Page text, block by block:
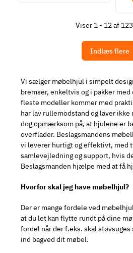
Viser 1 - 12 af
Indlæs flere
Vi sælger møbelhjul i simpelt
bremser, enkeltvis og i pakker
fleste modeller kommer med
har lav rullemodstand og laver
dog opmærksom på, at hjulene er
overflader. Beslagsmandens
vi leverer hurtigt og effektivt, med
samlevejledning og support, hvis
Beslagsmanden hjælpe med at få
Hvorfor skal jeg have møbelhjul?
Der er mange fordele ved
at du let kan flytte rundt på dine
fordel når der f.eks. skal støvsuges
ind bagved dit møbel.